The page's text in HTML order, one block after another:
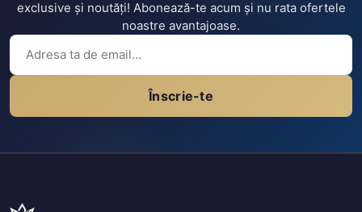
exclusive și noutăți! Abonează-te acum și nu rata ofertele
noastre avantajoase.
Înscrie-te